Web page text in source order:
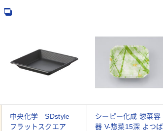
中央化学 SDstyle
フラットスクエア
シーピー化成 惣菜容
器 V-惣菜15深 よつば